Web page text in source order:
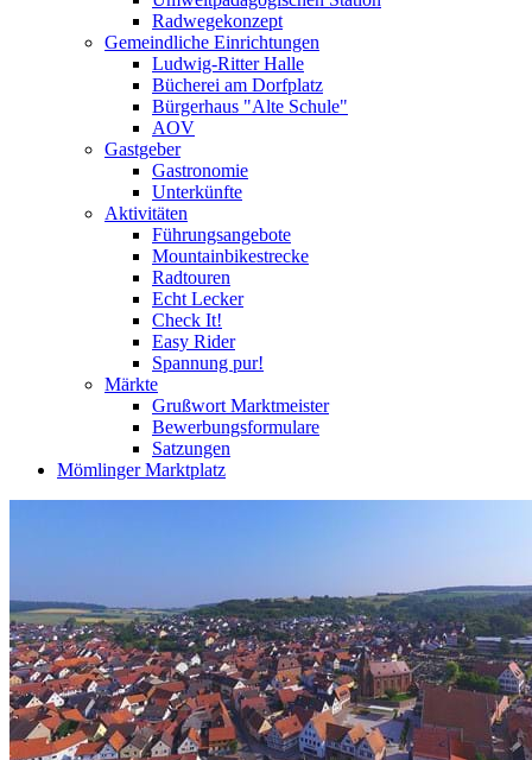
Radwegekonzept
Gemeindliche Einrichtungen
Ludwig-Ritter Halle
Bücherei am Dorfplatz
Bürgerhaus "Alte Schule"
AOV
Gastgeber
Gastronomie
Unterkünfte
Aktivitäten
Führungsangebote
Mountainbikestrecke
Radtouren
Echt Lecker
Check It!
Easy Rider
Spannung pur!
Märkte
Grußwort Marktmeister
Bewerbungsformulare
Satzungen
Mömlinger Marktplatz